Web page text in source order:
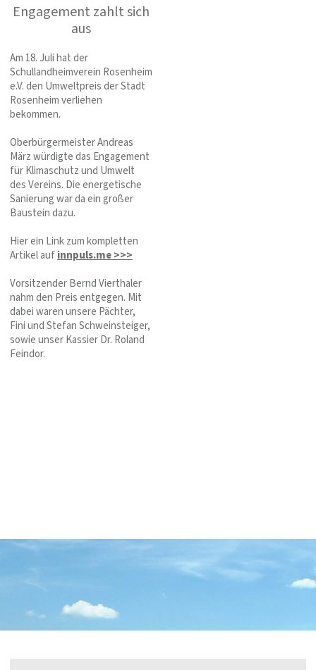
Engagement zahlt sich
aus
Am 18. Juli hat der
Schullandheimverein Rosenheim
e.V. den Umweltpreis der Stadt
Rosenheim verliehen
bekommen.
Oberbürgermeister Andreas
März würdigte das Engagement
für Klimaschutz und Umwelt
des Vereins. Die energetische
Sanierung war da ein großer
Baustein dazu.
Hier ein Link zum kompletten
Artikel aufinnpuls.me >>>
Vorsitzender Bernd Vierthaler
nahm den Preis entgegen. Mit
dabei waren unsere Pächter,
Fini und Stefan Schweinsteiger,
sowie unser Kassier Dr. Roland
Feindor.